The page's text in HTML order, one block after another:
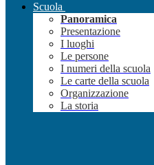
Scuola
Panoramica
Presentazione
I luoghi
Le persone
I numeri della scuola
Le carte della scuola
Organizzazione
La storia